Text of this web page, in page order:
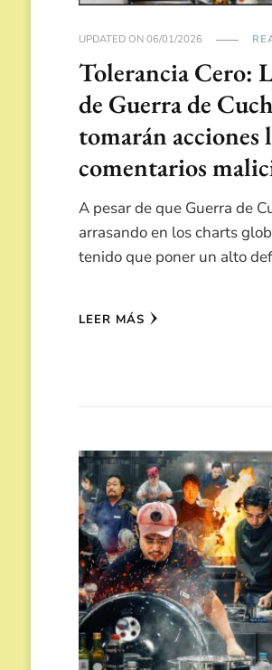
UPDATED ON06/01/2026
Tolerancia Cero:
de Guerra de
tomarán acciones
comentarios
A pesar de que Guerra de
arrasando en los charts
tenido que poner un alto
LEER MÁS